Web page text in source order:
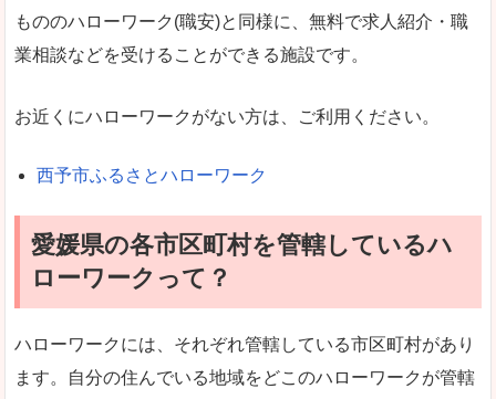
もののハローワーク(職安)と同様に、無料で求人紹介・職
業相談などを受けることができる施設です。
お近くにハローワークがない方は、ご利用ください。
西予市ふるさとハローワーク
愛媛県の各市区町村を管轄しているハ
ローワークって？
ハローワークには、それぞれ管轄している市区町村があり
ます。自分の住んでいる地域をどこのハローワークが管轄